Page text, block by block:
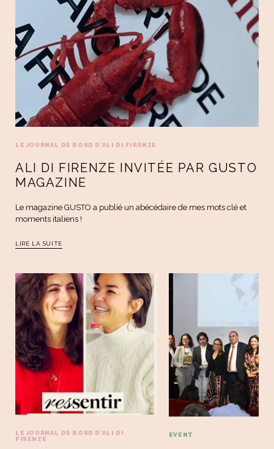
LE JOURNAL DE BORD D'ALI DI FIRENZE
ALI DI FIRENZE INVITÉE PAR GUSTO
MAGAZINE
Le magazine GUSTO a publié un abécédaire de mes mots clé et
moments italiens !
LIRE LA SUITE
LE JOURNAL DE BORD D'ALI DI
FIRENZE
EVENT